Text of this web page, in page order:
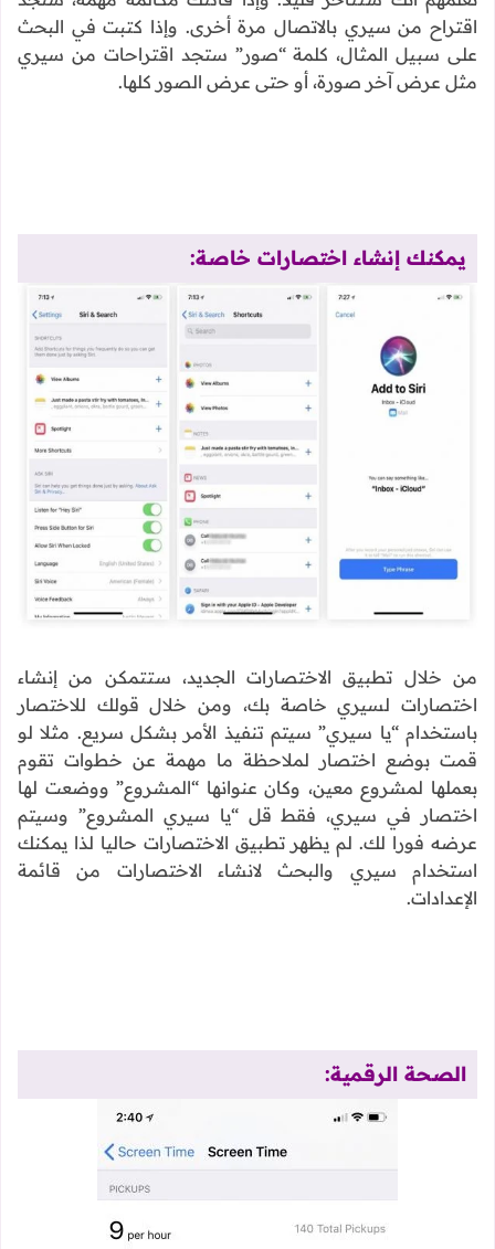
اقتراح من سيري بالاتصال مرة أخرى. وإذا كتبت في البحث
على سبيل المثال، كلمة “صور” ستجد اقتراحات من سيري
مثل عرض آخر صورة، أو حتى عرض الصور كلها.
يمكنك إنشاء اختصارات خاصة:
من خلال تطبيق الاختصارات الجديد، ستتمكن من إنشاء
اختصارات لسيري خاصة بك، ومن خلال قولك للاختصار
باستخدام “يا سيري” سيتم تنفيذ الأمر بشكل سريع. مثلا لو
قمت بوضع اختصار لملاحظة ما مهمة عن خطوات تقوم
بعملها لمشروع معين، وكان عنوانها “المشروع” ووضعت لها
اختصار في سيري، فقط قل “يا سيري المشروع” وسيتم
عرضه فورا لك. لم يظهر تطبيق الاختصارات حاليا لذا يمكنك
استخدام سيري والبحث لانشاء الاختصارات من قائمة
الإعدادات.
الصحة الرقمية: